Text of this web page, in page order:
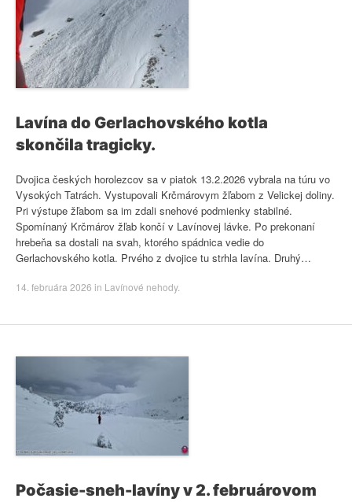
Lavína do Gerlachovského kotla
skončila tragicky.
Dvojica českých horolezcov sa v piatok 13.2.2026 vybrala na túru vo
Vysokých Tatrách. Vystupovali Krčmárovym žľabom z Velickej doliny.
Pri výstupe žľabom sa im zdali snehové podmienky stabilné.
Spomínaný Krčmárov žľab končí v Lavínovej lávke. Po prekonaní
hrebeňa sa dostali na svah, ktorého spádnica vedie do
Gerlachovského kotla. Prvého z dvojice tu strhla lavína. Druhý…
14. februára 2026 in Lavínové nehody.
Počasie-sneh-lavíny v 2. februárovom